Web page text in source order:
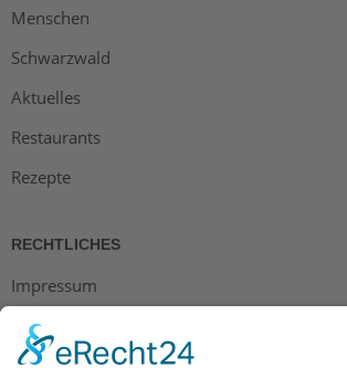
Menschen
Schwarzwald
Aktuelles
Restaurants
Rezepte
RECHTLICHES
Impressum
Datenschutz
AGB